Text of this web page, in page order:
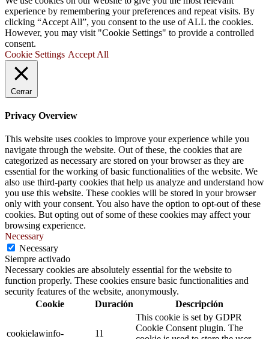
experience by remembering your preferences and repeat visits. By
clicking “Accept All”, you consent to the use of ALL the cookies.
However, you may visit "Cookie Settings" to provide a controlled
consent.
Cookie Settings Accept All
Cerrar
Privacy Overview
This website uses cookies to improve your experience while you
navigate through the website. Out of these, the cookies that are
categorized as necessary are stored on your browser as they are
essential for the working of basic functionalities of the website. We
also use third-party cookies that help us analyze and understand how
you use this website. These cookies will be stored in your browser
only with your consent. You also have the option to opt-out of these
cookies. But opting out of some of these cookies may affect your
browsing experience.
Necessary
Necessary
Siempre activado
Necessary cookies are absolutely essential for the website to
function properly. These cookies ensure basic functionalities and
security features of the website, anonymously.
Cookie
Duración Descripción
cookielawinfo-
11
This cookie is set by GDPR
Cookie Consent plugin. The